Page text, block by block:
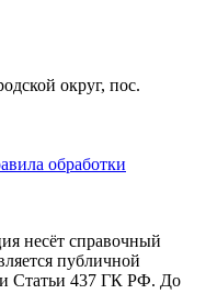
округ, пос.
обработки
несёт справочный
публичной
Статьи 437 ГК РФ. До